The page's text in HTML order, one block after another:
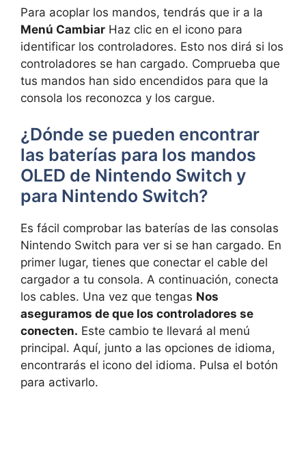
Para acoplar los mandos, tendrás que ir a la
Menú Cambiar Haz clic en el icono para
identificar los controladores. Esto nos dirá si los
controladores se han cargado. Comprueba que
tus mandos han sido encendidos para que la
consola los reconozca y los cargue.
¿Dónde se pueden encontrar
las baterías para los mandos
OLED de Nintendo Switch y
para Nintendo Switch?
Es fácil comprobar las baterías de las consolas
Nintendo Switch para ver si se han cargado. En
primer lugar, tienes que conectar el cable del
cargador a tu consola. A continuación, conecta
los cables. Una vez que tengas Nos
aseguramos de que los controladores se
conecten. Este cambio te llevará al menú
principal. Aquí, junto a las opciones de idioma,
encontrarás el icono del idioma. Pulsa el botón
para activarlo.